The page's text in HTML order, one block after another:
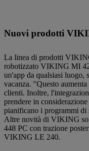
Nuovi prodotti
La linea di prodotti
robotizzato VIKING MI
un'app da qualsiasi luogo,
vacanza. "Questo
clienti. Inoltre,
prendere in
pianificano i programmi di
Altre novità di VIKING
448 PC con trazione
VIKING LE 240.